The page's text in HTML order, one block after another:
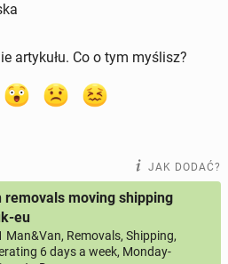
artykułu. Co o tym myślisz?
JAK DODAĆ?
removals moving shipping
eu
Man&Van, Removals, Shipping,
6 days a week, Monday-